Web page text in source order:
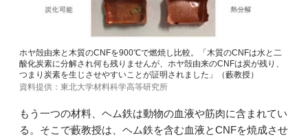
ホヤ殻由来と木質のCNFを900℃で燃焼し比較。「木質のCNFは水と二
酸化炭素に分解され何も残りませんが、ホヤ殻由来のCNFは炭が残り、
つまり炭素を生じさせやすいことが証明されました」（藪教授）
資料提供：東北大学材料科学高等研究所
もう一つの材料、ヘム鉄は動物の血液や筋肉に含まれてい
る。そこで藪教授は、ヘム鉄を含む血液とCNFを焼成させ